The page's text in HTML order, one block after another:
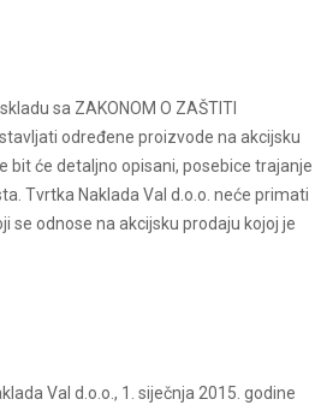
sa ZAKONOM O ZAŠTITI
određene proizvode na akcijsku
bit će detaljno opisani, posebice trajanje
Tvrtka Naklada Val d.o.o. neće primati
se odnose na akcijsku prodaju kojoj je
Val d.o.o., 1. siječnja 2015. godine